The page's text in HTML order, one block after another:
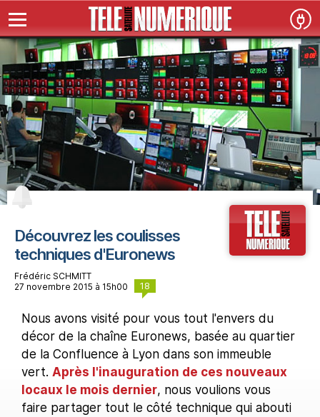
Découvrez les coulisses
techniques d'Euronews
Frédéric SCHMITT
27 novembre 2015 à 15h00
18
Nous avons visité pour vous tout l'envers du
décor de la chaîne Euronews, basée au quartier
de la Confluence à Lyon dans son immeuble
vert. Après l'inauguration de ces nouveaux
locaux le mois dernier, nous voulions vous
faire partager tout le côté technique qui abouti